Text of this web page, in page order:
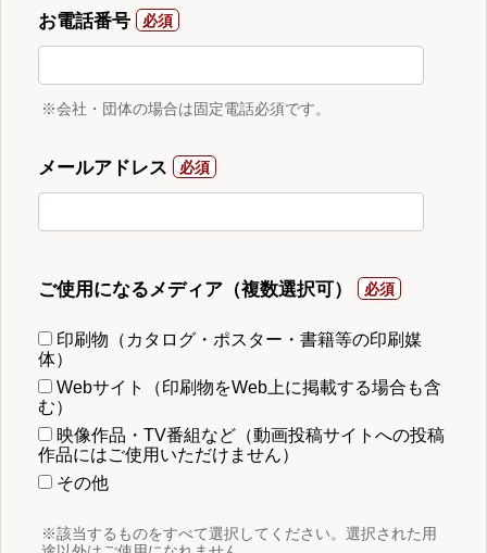
お電話番号
※会社・団体の場合は固定電話必須です。
メールアドレス
ご使用になるメディア（複数選択可）
印刷物（カタログ・ポスター・書籍等の印刷媒
体）
Webサイト（印刷物をWeb上に掲載する場合も含
む）
映像作品・TV番組など（動画投稿サイトへの投稿
作品にはご使用いただけません）
その他
※該当するものをすべて選択してください。選択された用